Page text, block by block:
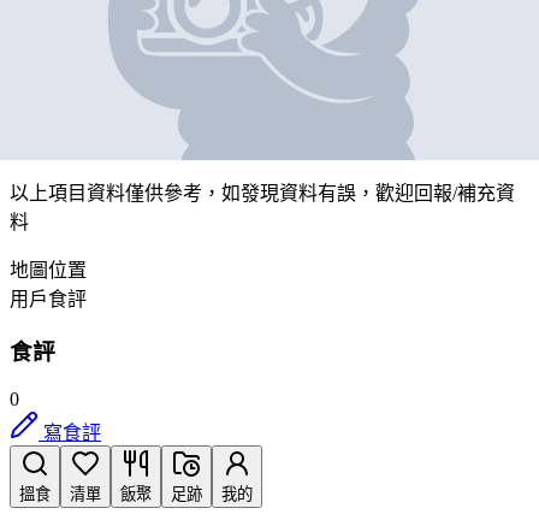
九龍紅磡民樂街21號富高工業中心B座4樓22室
帶我去
以上項目資料僅供參考，如發現資料有誤，歡迎回報/補充資
料
地圖位置
用戶食評
食評
0
寫食評
搵食 清單 飯聚 足跡 我的